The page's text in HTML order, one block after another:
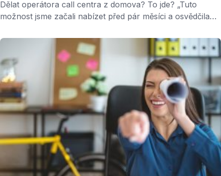
Dělat operátora call centra z domova? To jde? „Tuto
možnost jsme začali nabízet před pár měsíci a osvědčila
pracovat z domova třeba i každý den, na celý úvazek,
nebo jen občas, prostě jak se jim to hodí,” naznačuje nový
trend Karolina Spránitz Kondrat, HR manažerka
společnosti Comdata. Jak …